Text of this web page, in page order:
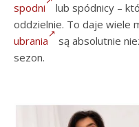
spodni
lub spódnicy –
oddzielnie. To daje wiele
ubrania
są absolutnie
sezon.